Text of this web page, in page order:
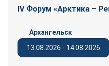
IV Форум «Арктика –
13.08.2026 - 14.08.2026
Архангельск